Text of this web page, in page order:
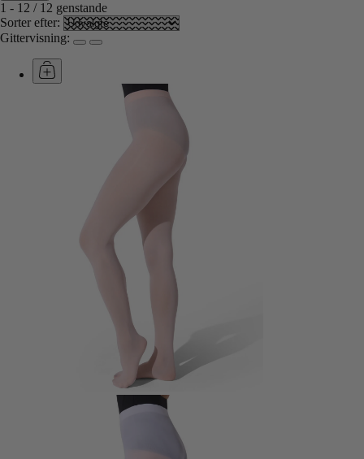
1 - 12 / 12 genstande
Sorter efter:
Gittervisning: